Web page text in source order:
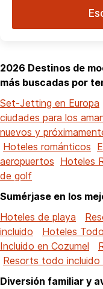
2026 Destinos de
más buscadas por
Set-Jetting en Europa
ciudades para los
nuevos y
Hoteles románticos
aeropuertos Hoteles
de golf
Sumérjase en los
Hoteles de playa
incluido
Hoteles
Incluido en Cozumel
Resorts todo incluido
Diversión familiar y